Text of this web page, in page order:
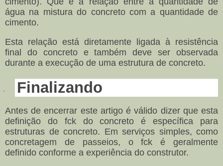
água na mistura do concreto com a quantidade de
cimento.
Esta relação está diretamente ligada à resistência
final do concreto e também deve ser observada
durante a execução de uma estrutura de concreto.
· Finalizando
Antes de encerrar este artigo é válido dizer que esta
definição do fck do concreto é específica para
estruturas de concreto. Em serviços simples, como
concretagem de passeios, o fck é geralmente
definido conforme a experiência do construtor.